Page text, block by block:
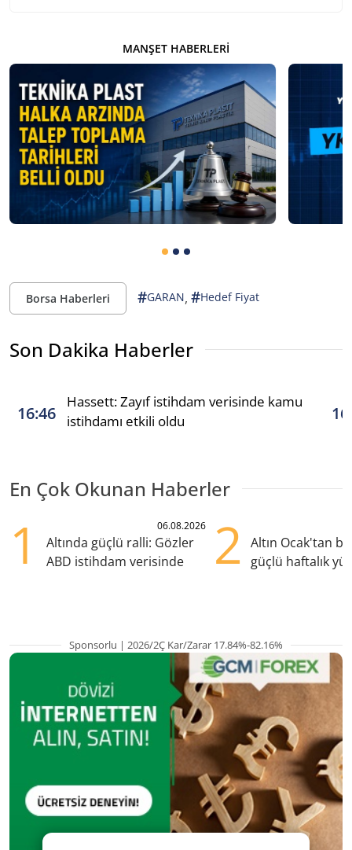
MANŞET HABERLERI
Borsa Haberleri #GARAN, #Hedef Fiyat
Son Dakika Haberler
16:46
Hassett: Zayıf istihdam verisinde kamu
istihdamı etkili oldu
En Çok Okunan Haberler
1 06.08.2026
Altında güçlü ralli: Gözler
ABD istihdam verisinde
2
Altın Ocak'tan
güçlü haftalık
Sponsorlu | 2026/2Ç Kar/Zarar 17.84%-82.16%